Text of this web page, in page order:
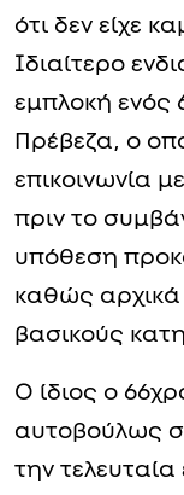
ότι δεν είχε
Ιδιαίτερο
εμπλοκή ενός
Πρέβεζα, ο
επικοινωνία
πριν το
υπόθεση
καθώς αρχικά
βασικούς
Ο ίδιος ο
αυτοβούλως
την τελευταία